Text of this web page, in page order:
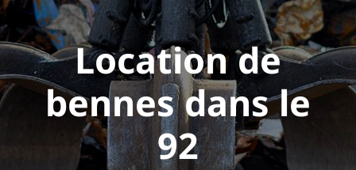
Location de
bennes dans le
92